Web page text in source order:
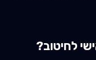
לחיטוב?